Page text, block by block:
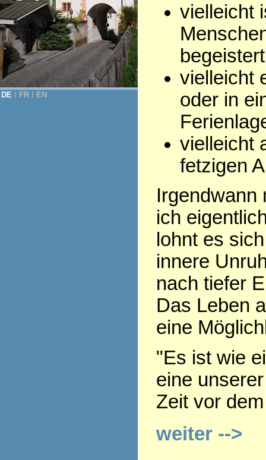
DE FR EN
vielleicht
vielleicht
oder in
vielleicht
fetzigen
Irgendwann
ich
lohnt es
innere
nach tiefer
Das Leben
eine
"Es ist wie
eine
Zeit vor
weiter -->